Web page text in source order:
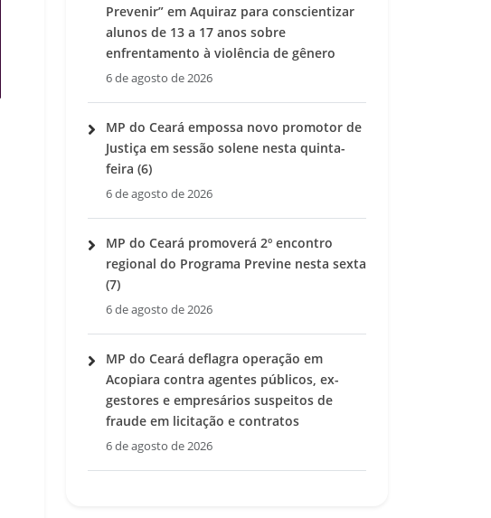
Prevenir” em Aquiraz para conscientizar
alunos de 13 a 17 anos sobre
enfrentamento à violência de gênero
6 de agosto de 2026
MP do Ceará empossa novo promotor de
Justiça em sessão solene nesta quinta-
feira (6)
6 de agosto de 2026
MP do Ceará promoverá 2º encontro
regional do Programa Previne nesta sexta
(7)
6 de agosto de 2026
MP do Ceará deflagra operação em
Acopiara contra agentes públicos, ex-
gestores e empresários suspeitos de
fraude em licitação e contratos
6 de agosto de 2026